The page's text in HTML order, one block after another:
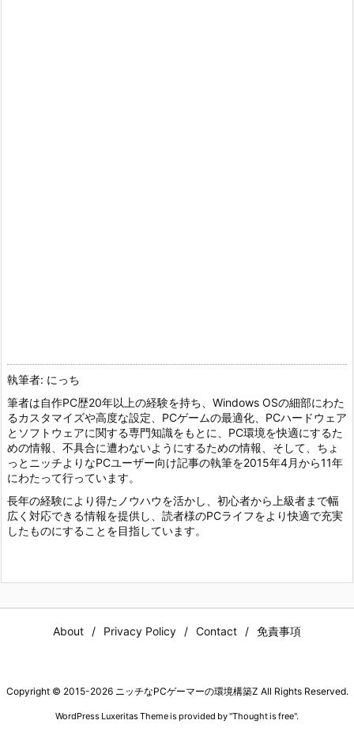
執筆者: にっち
筆者は自作PC歴20年以上の経験を持ち、Windows OSの細部にわた
るカスタマイズや高度な設定、PCゲームの最適化、PCハードウェア
とソフトウェアに関する専門知識をもとに、PC環境を快適にするた
めの情報、不具合に遭わないようにするための情報、そして、ちょ
っとニッチよりなPCユーザー向け記事の執筆を2015年4月から11年
にわたって行っています。
長年の経験により得たノウハウを活かし、初心者から上級者まで幅
広く対応できる情報を提供し、読者様のPCライフをより快適で充実
したものにすることを目指しています。
About Privacy Policy Contact 免責事項
Copyright © 2015-2026 ニッチなPCゲーマーの環境構築Z All Rights Reserved.
WordPress Luxeritas Theme is provided by "Thought is free".